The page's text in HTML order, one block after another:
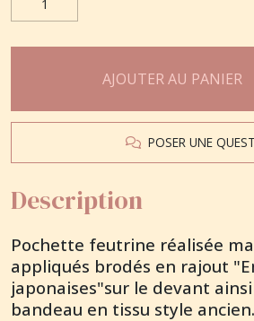
AJOUTER AU PANIER
POSER UNE
Description
Pochette feutrine réalisée
appliqués brodés en rajout
japonaises"sur le devant
bandeau en tissu style ancien.